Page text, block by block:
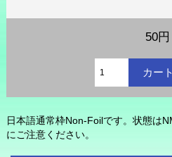
50円
日本語通常枠Non-Foilです。状態は
にご注意ください。